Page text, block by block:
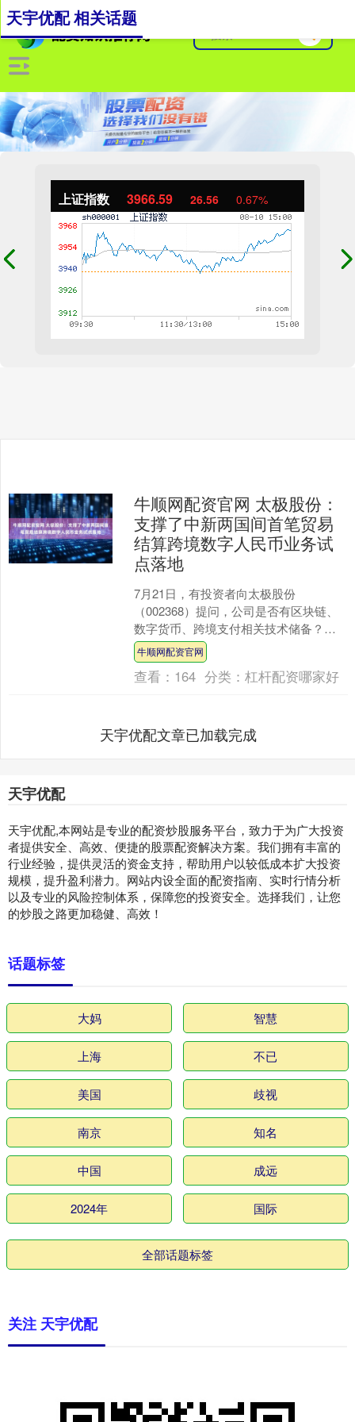
上证指数 3966.59 26.56 0.67%
天宇优配 相关话题
牛顺网配资官网 太极股份：
支撑了中新两国间首笔贸易
结算跨境数字人民币业务试
点落地
7月21日，有投资者向太极股份
（002368）提问，公司是否有区块链、
数字货币、跨境支付相关技术储备？随
着香港稳定币政策的即将实施，公司是
否有相关的布局？ 公司....
牛顺网配资官网
查看： 164 分类：杠杆配资哪家好
天宇优配文章已加载完成
天宇优配
天宇优配,本网站是专业的配资炒股服务平台，致力于为广大投资
者提供安全、高效、便捷的股票配资解决方案。我们拥有丰富的
行业经验，提供灵活的资金支持，帮助用户以较低成本扩大投资
规模，提升盈利潜力。网站内设全面的配资指南、实时行情分析
以及专业的风险控制体系，保障您的投资安全。选择我们，让您
的炒股之路更加稳健、高效！
话题标签
大妈 智慧
上海 不已
美国 歧视
南京 知名
中国 成远
2024年 国际
全部话题标签
关注 天宇优配